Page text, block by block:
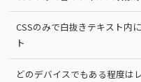
CSSのみで白抜きテキスト内
ト
どのデバイスでもある程度は